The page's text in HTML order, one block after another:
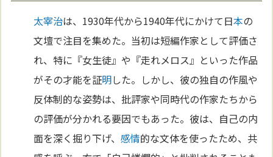
太宰治は、1930年代から1940年代にかけて日本の
文壇で注目を集めた。当初は短編作家として評価さ
れ、特に『女生徒』や『走れメロス』といった作品
がその才能を証明した。しかし、彼の独自の作風や
反体制的な姿勢は、批評家や同時代の作家たちから
の評価が分かれる要因でもあった。彼は、自己の内
面を深く掘り下げ、感情的な文体を使ったため、共